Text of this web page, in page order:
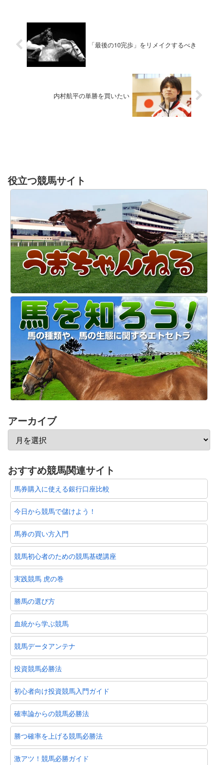
「最後の10完歩」をリメイクするべき
内村航平の単勝を買いたい
役立つ競馬サイト
アーカイブ
おすすめ競馬関連サイト
馬券購入に使える銀行口座比較
今日から競馬で儲けよう！
馬券の買い方入門
競馬初心者のための競馬基礎講座
実践競馬 虎の巻
勝馬の選び方
血統から学ぶ競馬
競馬データアンテナ
投資競馬必勝法
初心者向け投資競馬入門ガイド
確率論からの競馬必勝法
勝つ確率を上げる競馬必勝法
激アツ！競馬必勝ガイド